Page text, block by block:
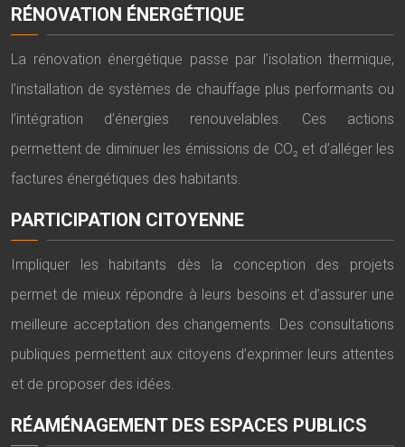
RÉNOVATION ÉNERGÉTIQUE
La rénovation énergétique passe par l’isolation thermique,
l’installation de systèmes de chauffage plus performants ou
l’intégration d’énergies renouvelables. Ces actions
permettent de diminuer les émissions de CO₂ et d’alléger les
factures énergétiques des habitants.
PARTICIPATION CITOYENNE
Impliquer les habitants dès la conception des projets
permet de mieux répondre à leurs besoins et d’assurer une
meilleure acceptation des changements. Des consultations
publiques permettent aux citoyens d’exprimer leurs attentes
et de proposer des idées.
RÉAMÉNAGEMENT DES ESPACES PUBLICS